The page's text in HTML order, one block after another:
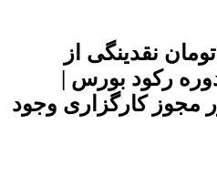
تومان نقدینگی از
رکود بورس |
مجوز کارگزاری وجود